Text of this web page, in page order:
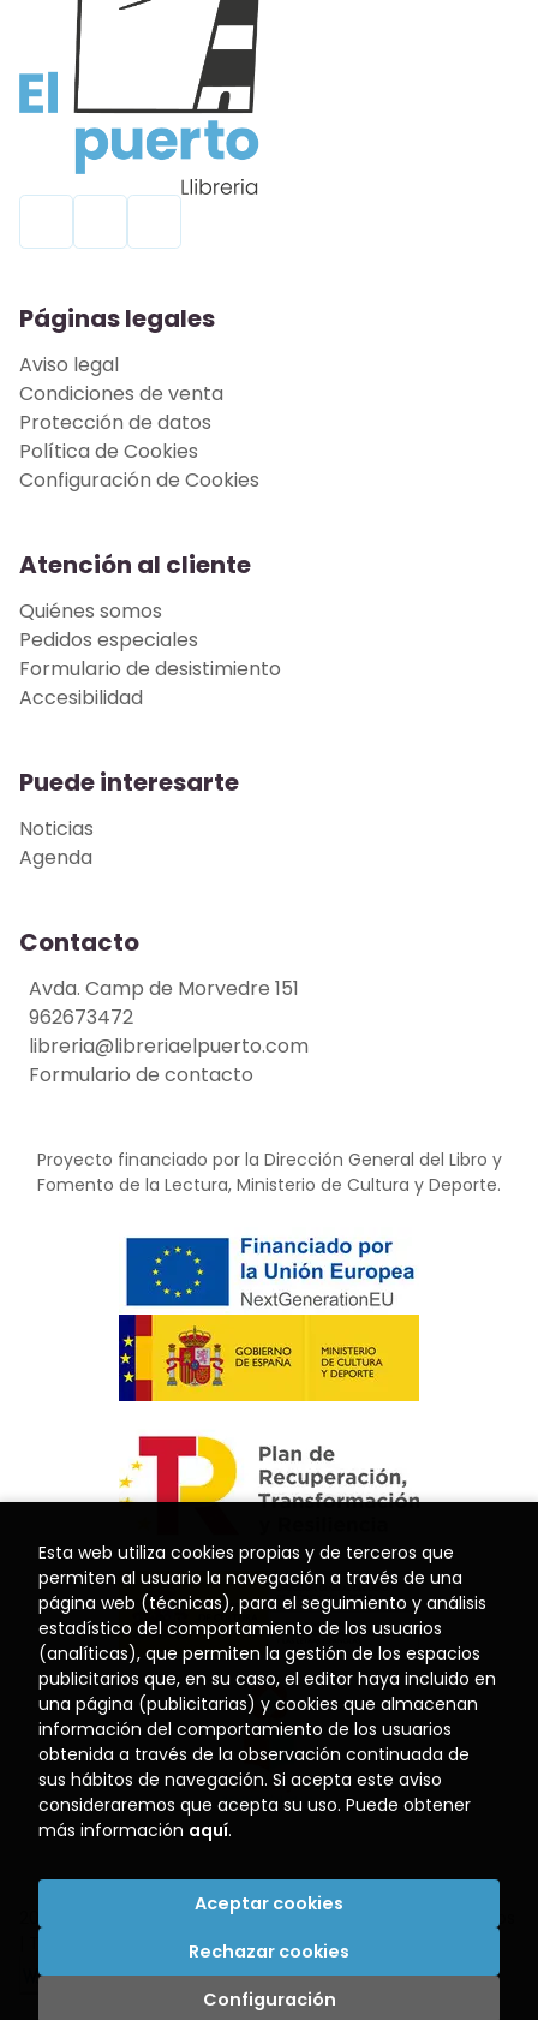
Páginas legales
Aviso legal
Condiciones de venta
Protección de datos
Política de Cookies
Configuración de Cookies
Atención al cliente
Quiénes somos
Pedidos especiales
Formulario de desistimiento
Accesibilidad
Puede interesarte
Noticias
Agenda
Contacto
Avda. Camp de Morvedre 151
962673472
libreria@libreriaelpuerto.com
Formulario de contacto
Proyecto financiado por la Dirección General del Libro y
Fomento de la Lectura, Ministerio de Cultura y Deporte.
Librería El Puerto . Todos los Derechos Reservados
Esta web utiliza cookies propias y de terceros que
permiten al usuario la navegación a través de una
página web (técnicas), para el seguimiento y análisis
estadístico del comportamiento de los usuarios
(analíticas), que permiten la gestión de los espacios
publicitarios que, en su caso, el editor haya incluido en
una página (publicitarias) y cookies que almacenan
información del comportamiento de los usuarios
obtenida a través de la observación continuada de
sus hábitos de navegación. Si acepta este aviso
consideraremos que acepta su uso. Puede obtener
más información aquí.
Configuración
Rechazar cookies
Aceptar cookies